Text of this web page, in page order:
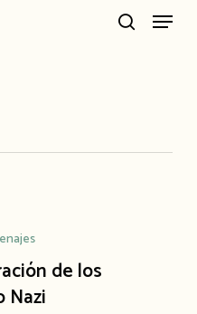
Menu
de los
Nazi